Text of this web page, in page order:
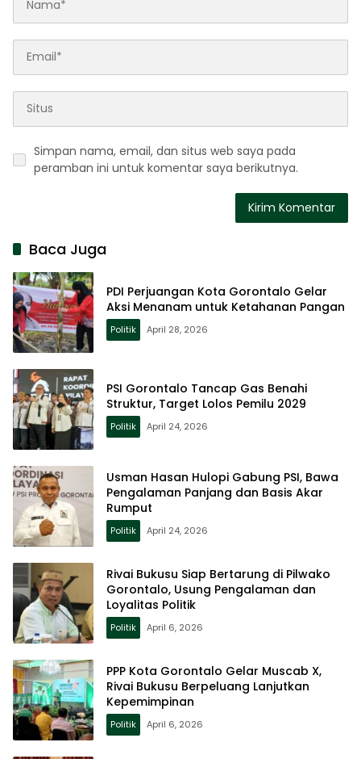
Simpan nama, email, dan situs web saya pada
peramban ini untuk komentar saya berikutnya.
Baca Juga
PDI Perjuangan Kota Gorontalo Gelar
Aksi Menanam untuk Ketahanan Pangan
Politik April 28, 2026
PSI Gorontalo Tancap Gas Benahi
Struktur, Target Lolos Pemilu 2029
Politik April 24, 2026
Usman Hasan Hulopi Gabung PSI, Bawa
Pengalaman Panjang dan Basis Akar
Rumput
Politik April 24, 2026
Rivai Bukusu Siap Bertarung di Pilwako
Gorontalo, Usung Pengalaman dan
Loyalitas Politik
Politik April 6, 2026
PPP Kota Gorontalo Gelar Muscab X,
Rivai Bukusu Berpeluang Lanjutkan
Kepemimpinan
Politik April 6, 2026